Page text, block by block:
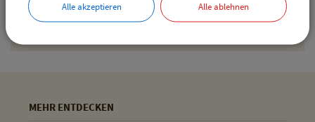
Geltinger Str. 18
85652 Pliening
MEHR ENTDECKEN
Alle akzeptieren Alle ablehnen